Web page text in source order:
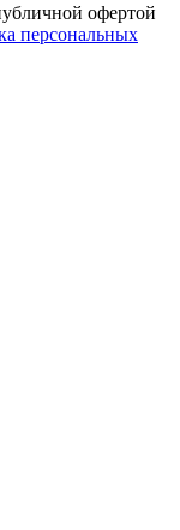
офертой
персональных